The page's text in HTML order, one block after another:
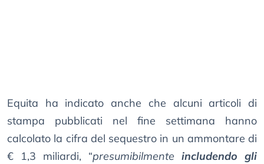
Equita ha indicato anche che alcuni articoli di
stampa pubblicati nel fine settimana hanno
calcolato la cifra del sequestro in un ammontare di
€ 1,3 miliardi, “presumibilmente includendo gli